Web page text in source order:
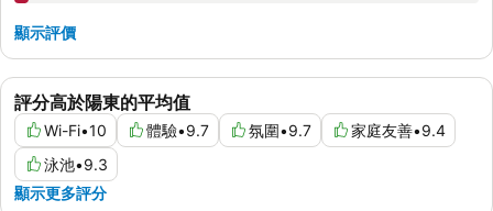
評分高於陽東的平均值
Wi-Fi•10 體驗•9.7 氛圍•9.7 家庭友善•9.4
泳池•9.3
顯示更多評分
顯示評價